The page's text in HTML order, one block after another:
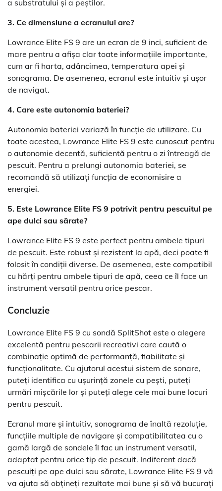
a substratului și a peștilor.
3. Ce dimensiune a ecranului are?
Lowrance Elite FS 9 are un ecran de 9 inci, suficient de
mare pentru a afișa clar toate informațiile importante,
cum ar fi harta, adâncimea, temperatura apei și
sonograma. De asemenea, ecranul este intuitiv și ușor
de navigat.
4. Care este autonomia bateriei?
Autonomia bateriei variază în funcție de utilizare. Cu
toate acestea, Lowrance Elite FS 9 este cunoscut pentru
o autonomie decentă, suficientă pentru o zi întreagă de
pescuit. Pentru a prelungi autonomia bateriei, se
recomandă să utilizați funcția de economisire a
energiei.
5. Este Lowrance Elite FS 9 potrivit pentru pescuitul pe
ape dulci sau sărate?
Lowrance Elite FS 9 este perfect pentru ambele tipuri
de pescuit. Este robust și rezistent la apă, deci poate fi
folosit în condiții diverse. De asemenea, este compatibil
cu hărți pentru ambele tipuri de apă, ceea ce îl face un
instrument versatil pentru orice pescar.
Concluzie
Lowrance Elite FS 9 cu sondă SplitShot este o alegere
excelentă pentru pescarii recreativi care caută o
combinație optimă de performanță, fiabilitate și
funcționalitate. Cu ajutorul acestui sistem de sonare,
puteți identifica cu ușurință zonele cu pești, puteți
urmări mișcările lor și puteți alege cele mai bune locuri
pentru pescuit.
Ecranul mare și intuitiv, sonograma de înaltă rezoluție,
funcțiile multiple de navigare și compatibilitatea cu o
gamă largă de sondele îl fac un instrument versatil,
adaptat pentru orice tip de pescuit. Indiferent dacă
pescuiți pe ape dulci sau sărate, Lowrance Elite FS 9 vă
va ajuta să obțineți rezultate mai bune și să vă bucurați